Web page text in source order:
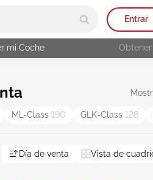
Entrar
mi Coche
ML-Class 190 GLK-Class 128
Día de venta Vista de